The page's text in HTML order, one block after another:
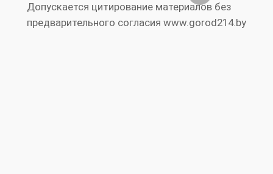
Допускается цитирование материалов без
предварительного согласия www.gorod214.by